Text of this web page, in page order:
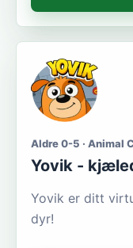
Aldre 0-5 · Animal
Yovik -
Yovik er ditt
dyr!